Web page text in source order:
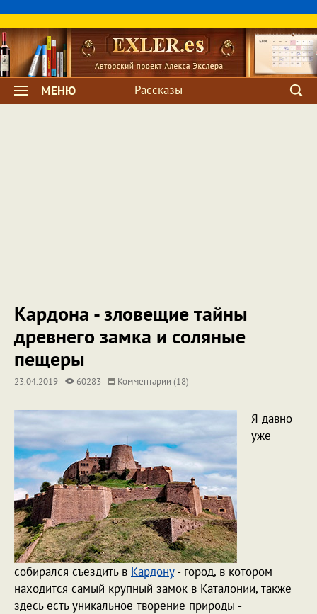
МЕНЮ Рассказы
Кардона - зловещие тайны
древнего замка и соляные
пещеры
23.04.2019 60283 Комментарии (18)
Я давно
уже
собирался съездить в Кардону- город, в котором
находится самый крупный замок в Каталонии, также
здесь есть уникальное творение природы -